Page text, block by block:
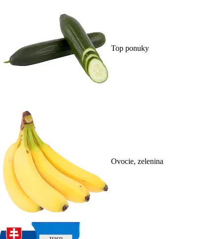
Top ponuky
Ovocie, zelenina